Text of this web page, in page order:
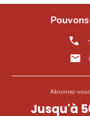
Abonnez-
Jusqu'à